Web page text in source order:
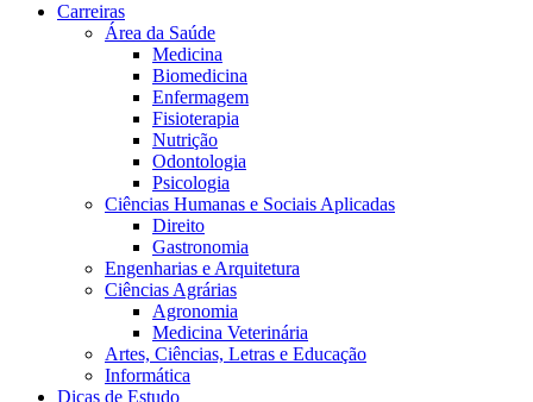
Carreiras
Área da Saúde
Medicina
Biomedicina
Enfermagem
Fisioterapia
Nutrição
Odontologia
Psicologia
Ciências Humanas e Sociais Aplicadas
Direito
Gastronomia
Engenharias e Arquitetura
Ciências Agrárias
Agronomia
Medicina Veterinária
Artes, Ciências, Letras e Educação
Informática
Dicas de Estudo